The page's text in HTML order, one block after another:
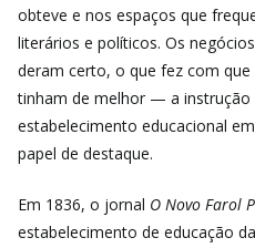
obteve e nos espaços que
literários e políticos. Os
deram certo, o que fez com
tinham de melhor — a
estabelecimento educacional
papel de destaque.
Em 1836, o jornal O Novo Farol
estabelecimento de educação